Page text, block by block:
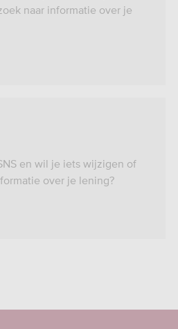
naar informatie over je
en wil je iets wijzigen of
over je lening?